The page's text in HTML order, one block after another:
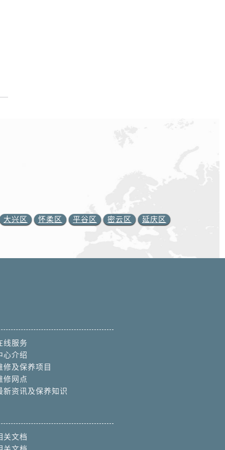
大兴区 怀柔区 平谷区 密云区 延庆区
线服务
心介绍
修及保养项目
修网点
新资讯及保养知识
关文档